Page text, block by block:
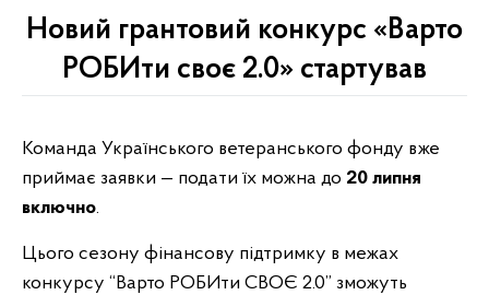
Новий грантовий конкурс «Варто
РОБИти своє 2.0» стартував
Команда Українського ветеранського фонду вже
приймає заявки — подати їх можна до 20 липня
включно.
Цього сезону фінансову підтримку в межах
конкурсу “Варто РОБИти СВОЄ 2.0” зможуть